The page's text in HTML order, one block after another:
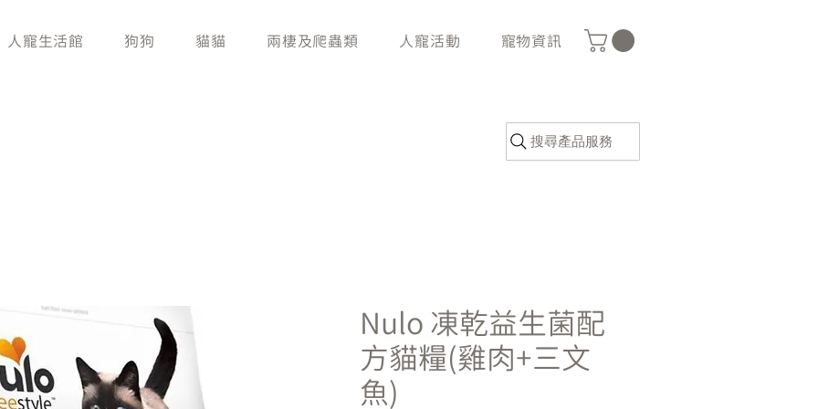
人寵生活館 狗狗 貓貓 兩棲及爬蟲類 人寵活動 寵物資訊
搜尋產品服務
Nulo 凍乾益生菌配
方貓糧(雞肉+三文
魚)